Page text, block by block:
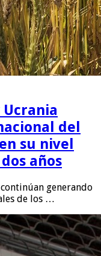
del
su nivel
años
generando
de los …